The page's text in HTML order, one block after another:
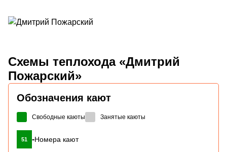
Схемы теплохода «Дмитрий
Пожарский»
Обозначения кают
Свободные каюты Занятые каюты
51 -Номера кают